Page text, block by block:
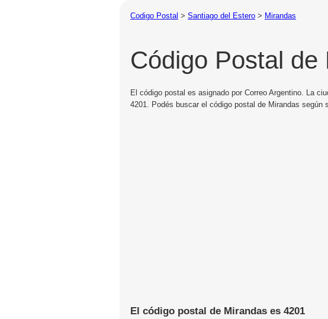
Codigo Postal > Santiago del Estero > Mirandas
Código Postal de
El código postal es asignado por Correo Argentino. La
4201. Podés buscar el código postal de Mirandas
El código postal de Mirandas es 4201